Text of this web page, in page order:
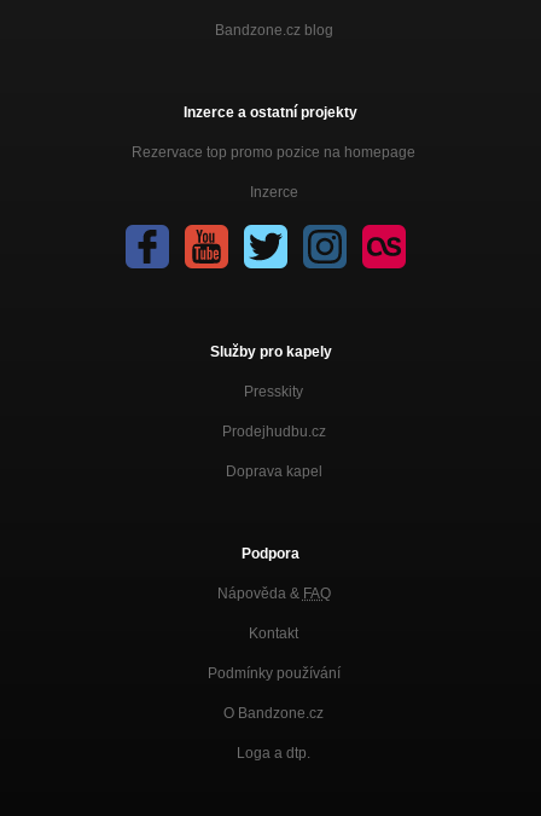
Bandzone.cz blog
Inzerce a ostatní projekty
Rezervace top promo pozice na homepage
Inzerce
Služby pro kapely
Presskity
Prodejhudbu.cz
Doprava kapel
Podpora
Nápověda & FAQ
Kontakt
Podmínky používání
O Bandzone.cz
Loga a dtp.